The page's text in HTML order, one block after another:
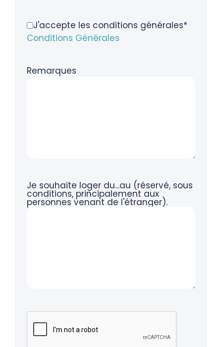
J'accepte les conditions générales*
Conditions Générales
Remarques
Je souhaite loger du...au (réservé, sous
conditions, principalement aux
personnes venant de l'étranger).